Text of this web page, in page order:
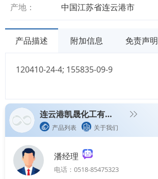
产地：
中国江苏省连云港市
产品描述 附加信息 免责声明
120410-24-4; 155835-09-9
连云港凯晟化工有限公司
产品列表 关于我们
潘经理
电话：0518-85475323